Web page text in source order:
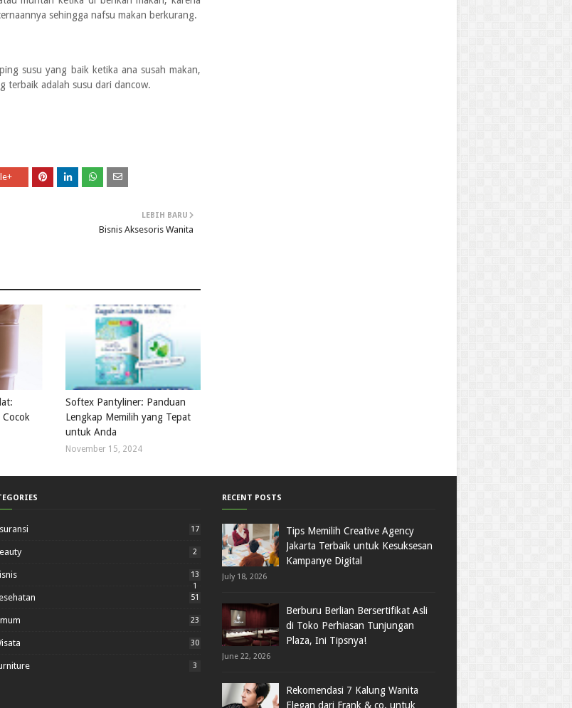
sehingga nafsu makan berkurang.
susu yang baik ketika ana susah makan,
terbaik adalah susu dari dancow.
LEBIH BARU
Bisnis Aksesoris Wanita
Softex Pantyliner: Panduan
Lengkap Memilih yang Tepat
untuk Anda
November 15, 2024
17
2
13
1
51
23
30
3
RECENT POSTS
Tips Memilih Creative Agency
Jakarta Terbaik untuk Kesuksesan
Kampanye Digital
July 18, 2026
Berburu Berlian Bersertifikat Asli
di Toko Perhiasan Tunjungan
Plaza, Ini Tipsnya!
June 22, 2026
Rekomendasi 7 Kalung Wanita
Elegan dari Frank & co. untuk